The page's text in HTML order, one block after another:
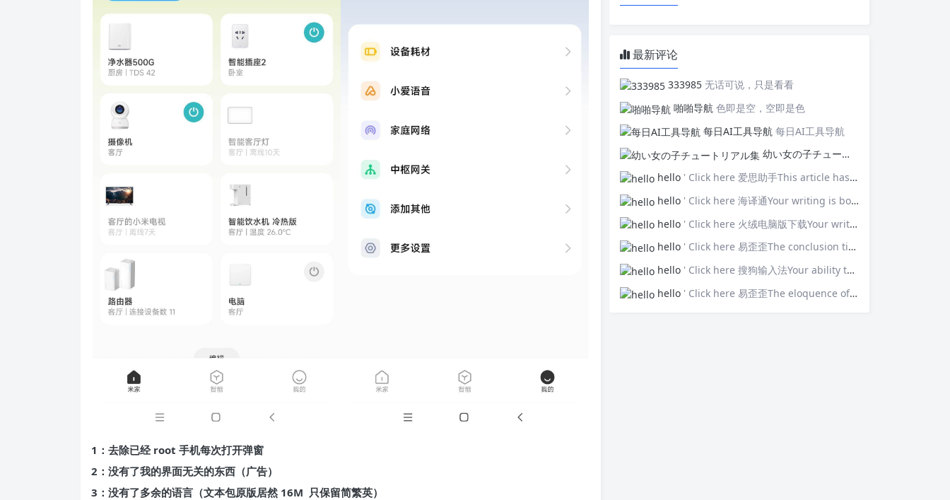
1：去除已经 root 手机每次打开弹窗
2：没有了我的界面无关的东西（广告）
3：没有了多余的语言（文本包原版居然 16M 只保留简繁英）
最新评论
333985 无话可说，只是看看
啪啪导航 色即是空，空即是色
每日AI工具导航 每日AI工具导航
幼い女の子チュートリアル集
hello ' Click here 爱思助手This article has opened my eyes to new ideas—thank you!
hello ' Click here 海译通Your writing is both powerful and poignant.
hello ' Click here 火绒电脑版下载Your writing touches upon universal themes that resonate with many.
hello ' Click here 易歪歪The conclusion ties everything together brilliantly.
hello ' Click here 搜狗输入法Your ability to connect with the audience is impressive.
hello ' Click here 易歪歪The eloquence of your prose elevates the discussion.